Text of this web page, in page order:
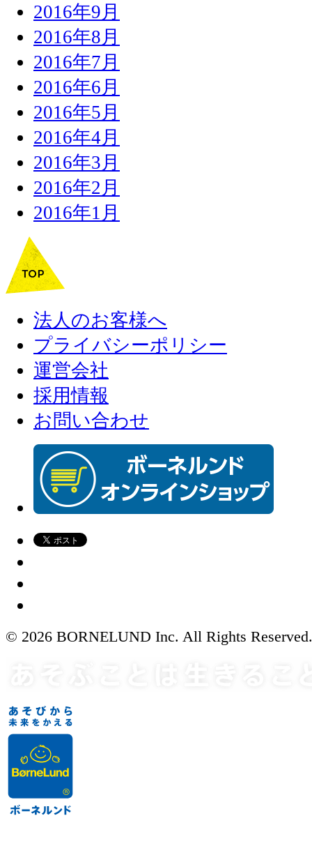
2016年9月
2016年8月
2016年7月
2016年6月
2016年5月
2016年4月
2016年3月
2016年2月
2016年1月
法人のお客様へ
プライバシーポリシー
運営会社
採用情報
お問い合わせ
© 2026 BORNELUND Inc. All Rights Reserved.